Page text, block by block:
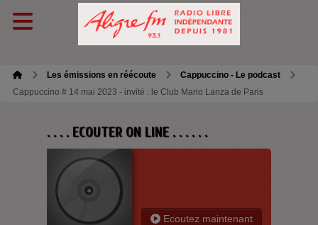
Les émissions en réécoute
Cappuccino - Le podcast
Cappuccino # 14 mai 2023 - invité : le Club Mario Lanza de Paris
. . . . ECOUTER ON LINE . . . . . .
Ecoutez maintenant